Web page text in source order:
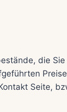
die Sie
Seite,